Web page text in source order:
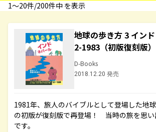
1〜20件/200件中 を表示
地球の歩き方 3 イン
2-1983（初版復刻版）
D-Books
2018.12.20 発売
1981年、旅人のバイブルとして登場した地
の初版が復刻版で再登場！ 当時の旅を思
です。